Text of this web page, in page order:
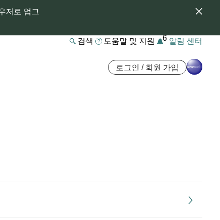
저로 업그
검색 도움말 및 지원 6 알림 센터
로그인 / 회원 가입